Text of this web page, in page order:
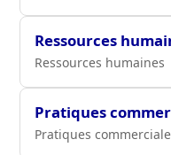
Ressources
Ressources humaines
Pratiques
Pratiques